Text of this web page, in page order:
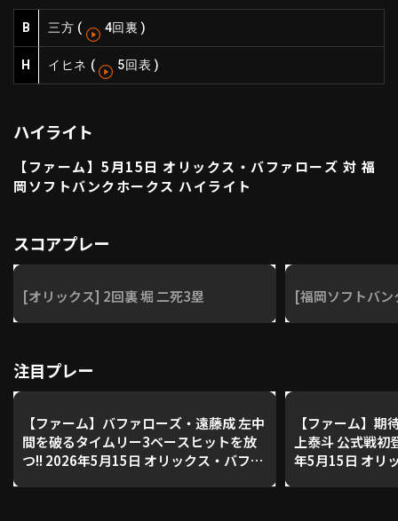
ファーム中地区
ファーム西地区
北海道日本ハムファイターズ
東北楽天ゴールデンイーグルス
埼玉西武ライオンズ
福岡ソフトバンクホークス
ニュース
利用規約 プライバシーポリシー
（別ウィンドウで開く） よくある質問
B 三方 ( 4回裏 )
H イヒネ ( 5回表 )
ハイライト
【ファーム】5月15日 オリックス・バファローズ 対 福
岡ソフトバンクホークス ハイライト
スコアプレー
[オリックス] 2回裏 堀 二死3塁 [福岡ソフトバ
注目プレー
【ファーム】バファローズ・遠藤成 左中
間を破るタイムリー3ベースヒットを放
つ!! 2026年5月15日 オリックス・バファ
【ファーム】期
上泰斗 公式戦
年5月15日 オリ